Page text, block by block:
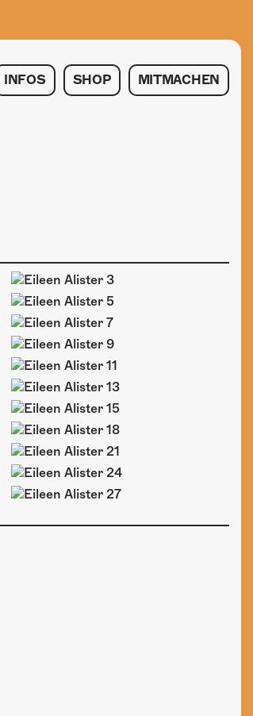
INFOS SHOP MITMACHEN